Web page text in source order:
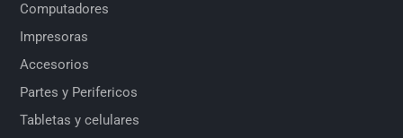
Computadores
Impresoras
Accesorios
Partes y Perifericos
Tabletas y celulares